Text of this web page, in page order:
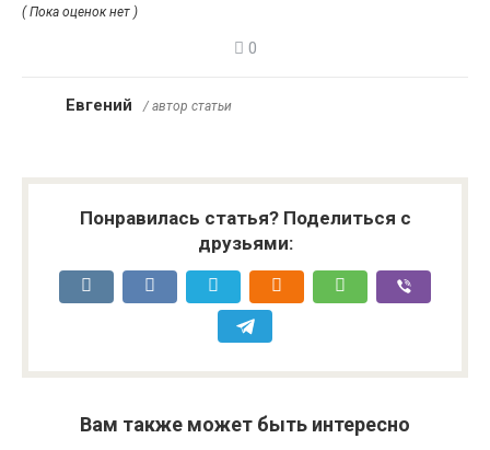
( Пока оценок нет )
0
Евгений / автор статьи
Понравилась статья? Поделиться с
друзьями:
Вам также может быть интересно